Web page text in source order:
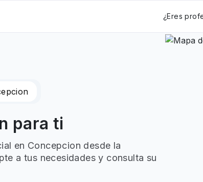
¿Eres
para ti
en Concepcion desde la
a tus necesidades y consulta su